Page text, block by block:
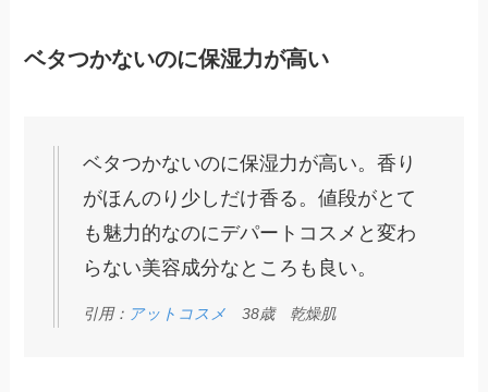
ベタつかないのに保湿力が高い
ベタつかないのに保湿力が高い。香り
がほんのり少しだけ香る。値段がとて
も魅力的なのにデパートコスメと変わ
らない美容成分なところも良い。
引用： アットコスメ 38歳 乾燥肌